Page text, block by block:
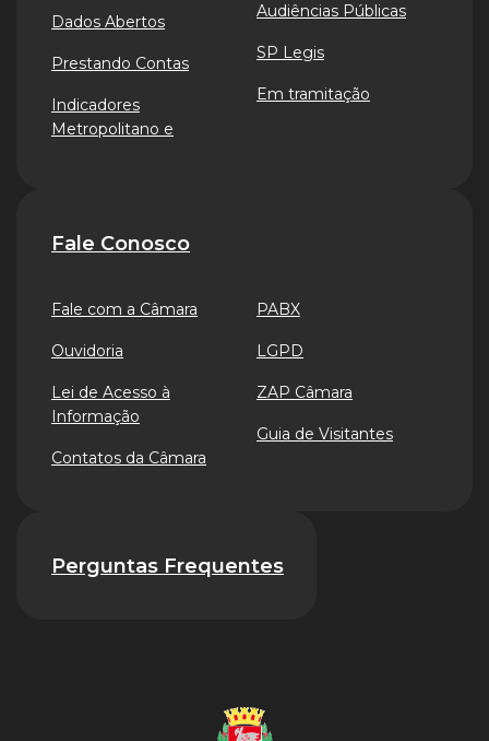
Dados Abertos
Prestando Contas
Indicadores
Metropolitano e
Audiências Públicas
SP Legis
Em tramitação
Fale Conosco
Fale com a Câmara
Ouvidoria
Lei de Acesso à
Informação
Contatos da Câmara
PABX
LGPD
ZAP Câmara
Guia de Visitantes
Perguntas Frequentes